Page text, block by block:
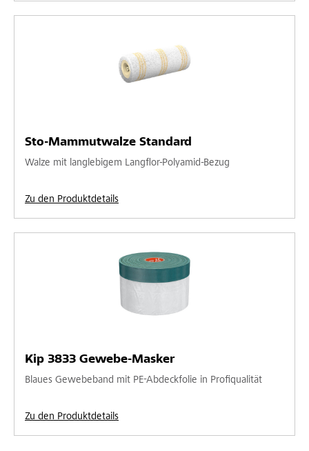
Sto-Mammutwalze Standard
Walze mit langlebigem Langflor-Polyamid-Bezug
Zu den Produktdetails
Kip 3833 Gewebe-Masker
Blaues Gewebeband mit PE-Abdeckfolie in Profiqualität
Zu den Produktdetails